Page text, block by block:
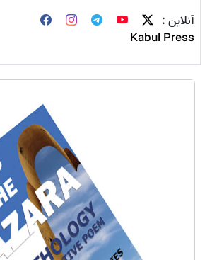
آنلاین :
Kabul Press